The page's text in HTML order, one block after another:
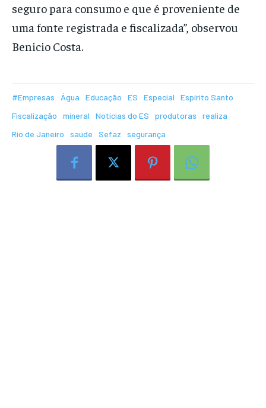
seguro para consumo e que é proveniente de
uma fonte registrada e fiscalizada”, observou
Benicio Costa.
#Empresas Água Educação ES Especial
Espírito Santo
Fiscalização
mineral Notícias do ES produtoras
realiza
Rio de Janeiro
saúde Sefaz segurança